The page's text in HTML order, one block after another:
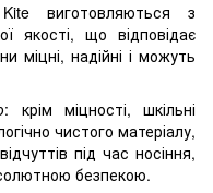
виготовляються з
якості, що відповідає
міцні, надійні і можуть
: крім міцності, шкільні
чистого матеріалу,
під час носіння,
безпекою.